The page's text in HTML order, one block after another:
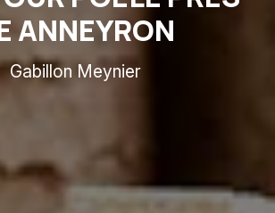
ANNEYRON
Gabillon Meynier